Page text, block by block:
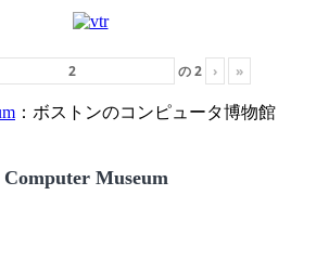
の2 › »
：ボストンのコンピュータ博物館
Computer Museum